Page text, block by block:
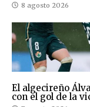
8 agosto 2026
El algecireño
con el gol de la